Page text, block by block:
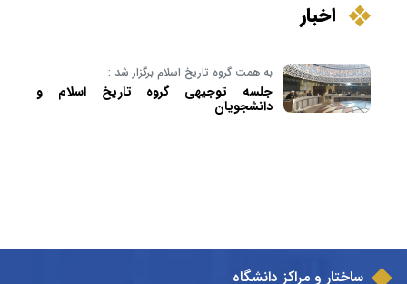
اخبار
به همت گروه تاریخ اسلام برگزار شد :
جلسه توجیهی گروه تاریخ اسلام و
دانشجویان
ساختار و مراکز دانشگاه